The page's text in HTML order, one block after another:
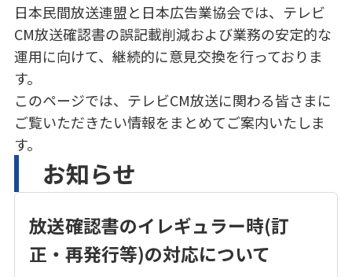
日本民間放送連盟と日本広告業協会では、テレビ
CM放送確認書の誤記載削減および業務の安定的な
運用に向けて、継続的に意見交換を行っておりま
す。
このページでは、テレビCM放送に関わる皆さまに
ご覧いただきたい情報をまとめてご案内いたしま
す。
お知らせ
放送確認書のイレギュラー時(訂
正・再発行等)の対応について